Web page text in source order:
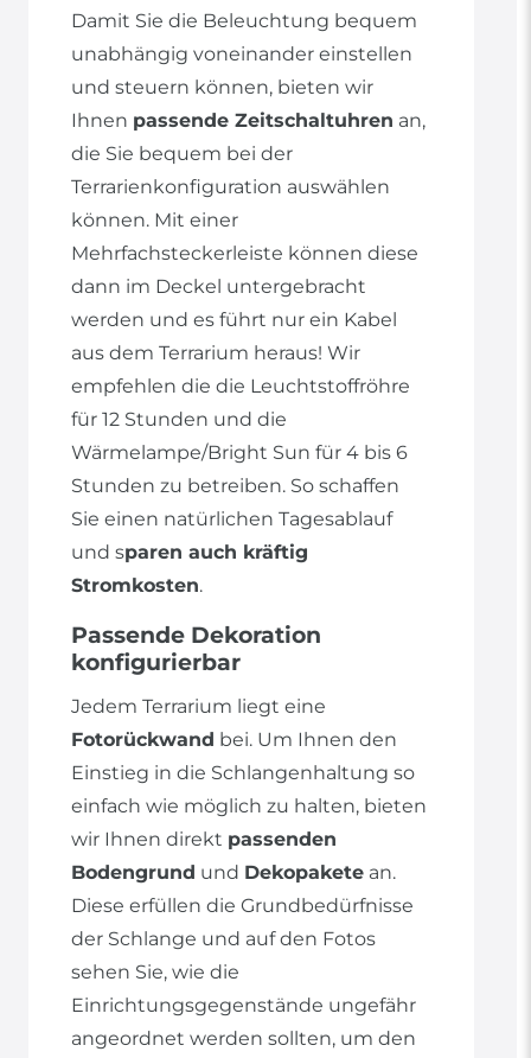
Damit Sie die Beleuchtung bequem
unabhängig voneinander einstellen
und steuern können, bieten wir
Ihnen passende Zeitschaltuhren an,
die Sie bequem bei der
Terrarienkonfiguration auswählen
können. Mit einer
Mehrfachsteckerleiste können diese
dann im Deckel untergebracht
werden und es führt nur ein Kabel
aus dem Terrarium heraus! Wir
empfehlen die die Leuchtstoffröhre
für 12 Stunden und die
Wärmelampe/Bright Sun für 4 bis 6
Stunden zu betreiben. So schaffen
Sie einen natürlichen Tagesablauf
und sparen auch kräftig
Stromkosten.
Passende Dekoration
konfigurierbar
Jedem Terrarium liegt eine
Fotorückwand bei. Um Ihnen den
Einstieg in die Schlangenhaltung so
einfach wie möglich zu halten, bieten
wir Ihnen direkt passenden
Bodengrund und Dekopakete an.
Diese erfüllen die Grundbedürfnisse
der Schlange und auf den Fotos
sehen Sie, wie die
Einrichtungsgegenstände ungefähr
angeordnet werden sollten, um den